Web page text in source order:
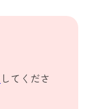
してくださ